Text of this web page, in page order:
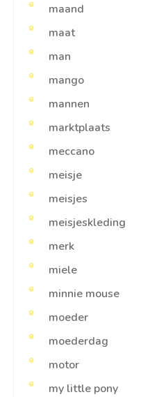
maand
maat
man
mango
mannen
marktplaats
meccano
meisje
meisjes
meisjeskleding
merk
miele
minnie mouse
moeder
moederdag
motor
my little pony